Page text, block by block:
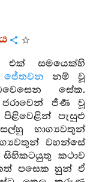
සමයෙක්හි
ජේතවන නම් වූ
සේක.
ජීර්‍ණ වූ
පැසුළු
භාග්‍යවතුන්
වහන්සේ
කථාව
පසෙක හුන් ඒ